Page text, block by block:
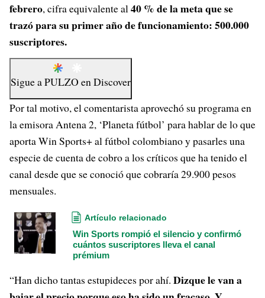
febrero, cifra equivalente al40 % de la meta que se
trazó para su primer año de funcionamiento: 500.000
suscriptores.
Sigue aPULZO enDiscover
Por tal motivo, el comentarista aprovechó su programa en
la emisora Antena 2, ‘Planeta fútbol’ para hablar de lo que
aporta Win Sports+ al fútbol colombiano y pasarles una
especie de cuenta de cobro a los críticos que ha tenido el
canal desde que se conoció que cobraría 29.900 pesos
mensuales.
Artículo relacionado
Win Sports rompió el silencio y confirmó
cuántos suscriptores lleva el canal
prémium
“Han dicho tantas estupideces por ahí. Dizque le van a